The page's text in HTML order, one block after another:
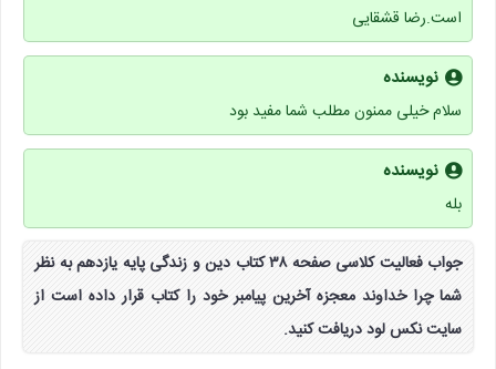
است.رضا قشقایی
نویسنده
سلام خیلی ممنون مطلب شما مفید بود
نویسنده
بله
جواب فعالیت کلاسی صفحه ۳۸ کتاب دین و زندگی پایه یازدهم به نظر
شما چرا خداوند معجزه آخرین پیامبر خود را کتاب قرار داده است از
سایت نکس لود دریافت کنید.